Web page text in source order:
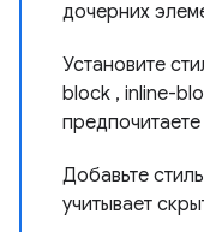
дочерних
Установите
block , inline-
Добавьте
учитывает